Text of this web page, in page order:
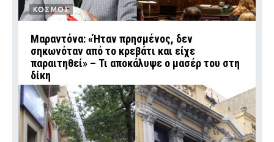
ΚΟΣΜΟΣ
Μαραντόνα: «Ήταν πρησμένος, δεν
σηκωνόταν από το κρεβάτι και είχε
παραιτηθεί» – Τι αποκάλυψε ο μασέρ του στη
δίκη